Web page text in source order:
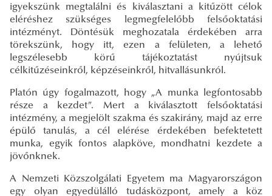
igyekszünk megtalálni és kiválasztani a kitűzött célok
eléréshez szükséges legmegfelelőbb felsőoktatási
intézményt. Döntésük meghozatala érdekében arra
törekszünk, hogy itt, ezen a felületen, a lehető
legszélesebb körű tájékoztatást nyújtsuk
célkitűzéseinkről, képzéseinkről, hitvallásunkról.
Platón úgy fogalmazott, hogy „A munka legfontosabb
része a kezdet”. Mert a kiválasztott felsőoktatási
intézmény, a megjelölt szakma és szakirány, majd az erre
épülő tanulás, a cél elérése érdekében befektetett
munka, egyik fontos alapköve, mondhatni kezdete a
jövőnknek.
A Nemzeti Közszolgálati Egyetem ma Magyarországon
egy olyan egyedülálló tudásközpont, amely a köz